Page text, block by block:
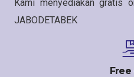
Kami menyediakan gratis
JABODETABEK